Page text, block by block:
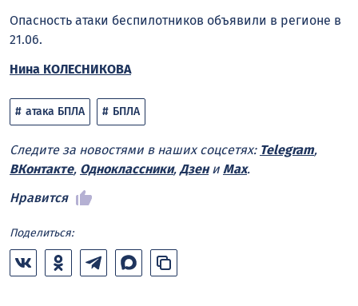
Опасность атаки беспилотников объявили в регионе в
21.06.
Нина КОЛЕСНИКОВА
атака БПЛА БПЛА
Следите за новостями в наших соцсетях: Telegram,
ВКонтакте, Одноклассники, Дзени Max.
Нравится
Поделиться: